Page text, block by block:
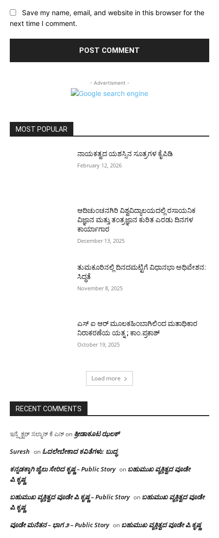
Save my name, email, and website in this browser for the
next time I comment.
- Advertisment -
MOST POPULAR
ನಾಯಕತ್ವದ ಯಶಸ್ಸಿನ ಸೂತ್ರಗಳ ಕೈಪಿಡಿ
February 12, 2026
ಆದಿಚುಂಚನಗಿರಿ ವಿಶ್ವವಿದ್ಯಾಲಯದಲ್ಲಿ ರಸಾಯನಿಕ
ವಿಜ್ಞಾನ ಮತ್ತು ತಂತ್ರಜ್ಞಾನ ಕುರಿತ ಎರಡು ದಿನಗಳ
ಕಾರ್ಯಾಗಾರ
December 13, 2025
ತುಮಕೂರಿನಲ್ಲಿ ದಿನದಮಟ್ಟಿಗೆ ವಿಧಾನಭಾ ಅಧಿವೇಶನ:
ಸಿದ್ಧತೆ
November 8, 2025
ಎಸ್ ಐ ಆರ್ ಮೂಲಕಹಿಂಬಾಗಿಲಿಂದ ಮತಾಧಿಕಾರ
ನಿರಾಕರಣೆಯ ಯತ್ನ ; ಕಾಂ.ಪ್ರಕಾಶ್
October 19, 2025
Load more
RECENT COMMENTS
ಇನ್ಸ್ಪೆಕ್ಟರ್ ಸಲ್ಮಾನ್ ಕೆ ಎನ್on ಕ್ರೀಡಾಕೂಟ ಝಲಕ್
Suresh on ಓದಲೇಬೇಕಾದ‌ ಕವಿತೆಗಳು: ಬುದ್ಧ
ಕನ್ನಡಕ್ಕಾಗಿ ಜೈಲು ಸೇರಿದ ಕೃಷ್ಣ – Public Story on ಬಹುಮುಖ ವ್ಯಕ್ತಿತ್ವದ ವೂಡೇ
ಪಿ.ಕೃಷ್ಣ
ಬಹುಮುಖ ವ್ಯಕ್ತಿತ್ವದ ವೂಡೇ ಪಿ.ಕೃಷ್ಣ – Public Story on ಬಹುಮುಖ ವ್ಯಕ್ತಿತ್ವದ ವೂಡೇ
ಪಿ.ಕೃಷ್ಣ
ವೂಡೇ ಮನೆತನ – ಭಾಗ ೨ – Public Story on ಬಹುಮುಖ ವ್ಯಕ್ತಿತ್ವದ ವೂಡೇ ಪಿ.ಕೃಷ್ಣ